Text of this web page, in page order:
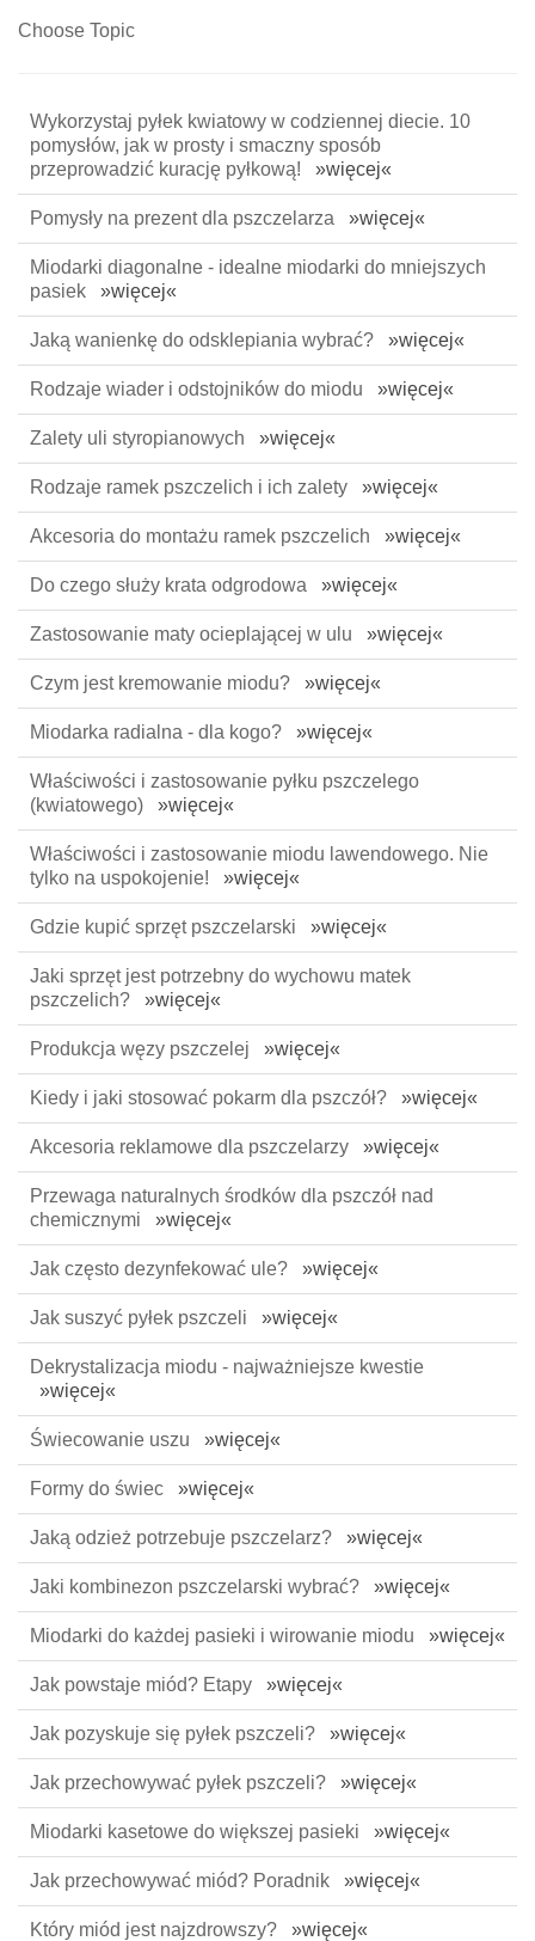
Choose Topic
Wykorzystaj pyłek kwiatowy w codziennej diecie. 10
pomysłów, jak w prosty i smaczny sposób
przeprowadzić kurację pyłkową! »więcej«
Pomysły na prezent dla pszczelarza »więcej«
Miodarki diagonalne - idealne miodarki do mniejszych
pasiek »więcej«
Jaką wanienkę do odsklepiania wybrać? »więcej«
Rodzaje wiader i odstojników do miodu »więcej«
Zalety uli styropianowych »więcej«
Rodzaje ramek pszczelich i ich zalety »więcej«
Akcesoria do montażu ramek pszczelich »więcej«
Do czego służy krata odgrodowa »więcej«
Zastosowanie maty ocieplającej w ulu »więcej«
Czym jest kremowanie miodu? »więcej«
Miodarka radialna - dla kogo? »więcej«
Właściwości i zastosowanie pyłku pszczelego
(kwiatowego) »więcej«
Właściwości i zastosowanie miodu lawendowego. Nie
tylko na uspokojenie! »więcej«
Gdzie kupić sprzęt pszczelarski »więcej«
Jaki sprzęt jest potrzebny do wychowu matek
pszczelich? »więcej«
Produkcja węzy pszczelej »więcej«
Kiedy i jaki stosować pokarm dla pszczół? »więcej«
Akcesoria reklamowe dla pszczelarzy »więcej«
Przewaga naturalnych środków dla pszczół nad
chemicznymi »więcej«
Jak często dezynfekować ule? »więcej«
Jak suszyć pyłek pszczeli »więcej«
Dekrystalizacja miodu - najważniejsze kwestie
»więcej«
Świecowanie uszu »więcej«
Formy do świec »więcej«
Jaką odzież potrzebuje pszczelarz? »więcej«
Jaki kombinezon pszczelarski wybrać? »więcej«
Miodarki do każdej pasieki i wirowanie miodu »więcej«
Jak powstaje miód? Etapy »więcej«
Jak pozyskuje się pyłek pszczeli? »więcej«
Jak przechowywać pyłek pszczeli? »więcej«
Miodarki kasetowe do większej pasieki »więcej«
Jak przechowywać miód? Poradnik »więcej«
Który miód jest najzdrowszy? »więcej«